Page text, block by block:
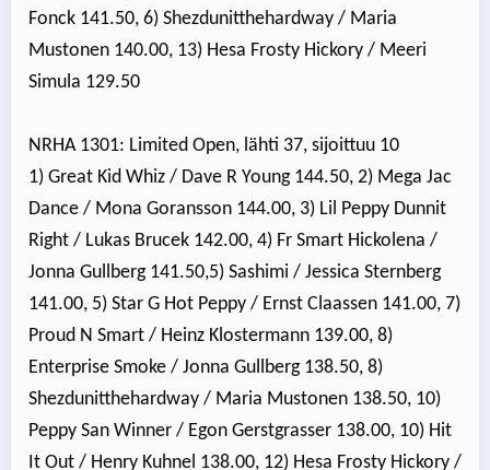
Fonck 141.50, 6) Shezdunitthehardway / Maria
Mustonen 140.00, 13) Hesa Frosty Hickory / Meeri
Simula 129.50
NRHA 1301: Limited Open, lähti 37, sijoittuu 10
1) Great Kid Whiz / Dave R Young 144.50, 2) Mega Jac
Dance / Mona Goransson 144.00, 3) Lil Peppy Dunnit
Right / Lukas Brucek 142.00, 4) Fr Smart Hickolena /
Jonna Gullberg 141.50,5) Sashimi / Jessica Sternberg
141.00, 5) Star G Hot Peppy / Ernst Claassen 141.00, 7)
Proud N Smart / Heinz Klostermann 139.00, 8)
Enterprise Smoke / Jonna Gullberg 138.50, 8)
Shezdunitthehardway / Maria Mustonen 138.50, 10)
Peppy San Winner / Egon Gerstgrasser 138.00, 10) Hit
It Out / Henry Kuhnel 138.00, 12) Hesa Frosty Hickory /